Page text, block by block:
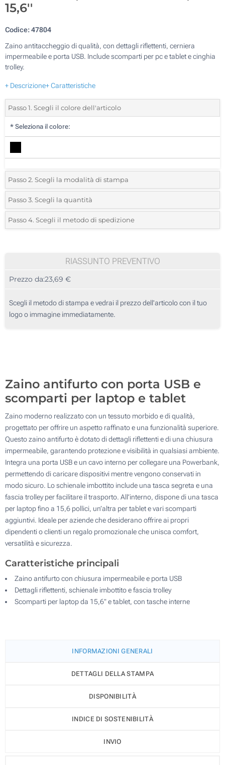
15,6''
Codice:47804
Zaino antitaccheggio di qualità, con dettagli riflettenti, cerniera
impermeabile e porta USB. Include scomparti per pc e tablet e cinghia
trolley.
+ Descrizione+ Caratteristiche
Passo 1. Scegli il colore dell'articolo
* Seleziona il colore:
Passo 2. Scegli la modalità di stampa
*Seleziona la posizione di stampa e il colore del vostro logo:
1 Colore (Davanti)
3 Colori (Davanti)
Senza stampa
Passo 3. Scegli la quantità
*Quantità desiderata:
10
25
50
Passo 4. Scegli il metodo di spedizione
RIASSUNTO PREVENTIVO
Prezzo da:23,69 €
Scegli il metodo di stampa e vedrai il prezzo dell'articolo con il tuo
logo o immagine immediatamente.
Zaino antifurto con porta USB e
scomparti per laptop e tablet
Zaino moderno realizzato con un tessuto morbido e di qualità,
progettato per offrire un aspetto raffinato e una funzionalità superiore.
Questo zaino antifurto è dotato di dettagli riflettenti e di una chiusura
impermeabile, garantendo protezione e visibilità in qualsiasi ambiente.
Integra una porta USB e un cavo interno per collegare una Powerbank,
permettendo di caricare dispositivi mentre vengono conservati in
modo sicuro. Lo schienale imbottito include una tasca segreta e una
fascia trolley per facilitare il trasporto. All’interno, dispone di una tasca
per laptop fino a 15,6 pollici, un’altra per tablet e vari scomparti
aggiuntivi. Ideale per aziende che desiderano offrire ai propri
dipendenti o clienti un regalo promozionale che unisca comfort,
versatilità e sicurezza.
Caratteristiche principali
Zaino antifurto con chiusura impermeabile e porta USB
Dettagli riflettenti, schienale imbottito e fascia trolley
Scomparti per laptop da 15,6" e tablet, con tasche interne
INFORMAZIONI GENERALI
DETTAGLI DELLA STAMPA
DISPONIBILITÀ
INDICE DI SOSTENIBILITÀ
INVIO